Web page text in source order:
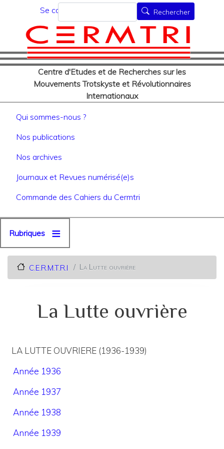
au
contenu
principal
Menu du compte de
Se connecter
Centre d'Etudes et de Recherches sur les
Mouvements Trotskyste et Révolutionnaires
Internationaux
Rechercher Rechercher
Navigation principale
Qui sommes-nous ?
Nos publications
Nos archives
Journaux et Revues numérisé(e)s
Commande des Cahiers du Cermtri
Rubriques
C.E.R.M.T.R.I La Lutte ouvrière
La Lutte ouvrière
LA LUTTE OUVRIERE (1936-1939)
Année 1936
Année 1937
Année 1938
Année 1939